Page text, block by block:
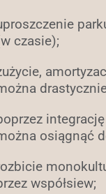
czasie);
osiągnąć
współsiew;